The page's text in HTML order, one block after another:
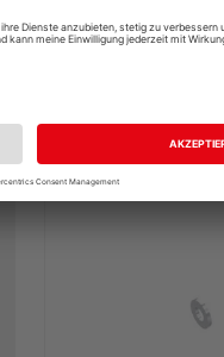
UVP